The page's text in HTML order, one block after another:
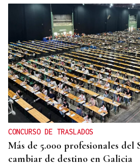
CONCURSO DE TRASLADOS
Más de 5.000 profesionales del
cambiar de destino en Galicia